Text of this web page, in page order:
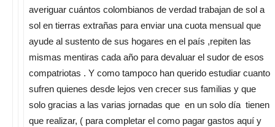
averiguar cuántos colombianos de verdad trabajan de sol a
sol en tierras extrañas para enviar una cuota mensual que
ayude al sustento de sus hogares en el país ,repiten las
mismas mentiras cada año para devaluar el sudor de esos
compatriotas . Y como tampoco han querido estudiar cuanto
sufren quienes desde lejos ven crecer sus familias y que
solo gracias a las varias jornadas que en un solo día tienen
que realizar, ( para completar el como pagar gastos aquí y